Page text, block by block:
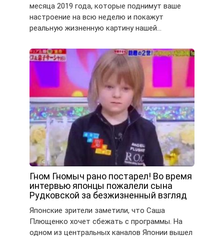
месяца 2019 года, которые поднимут ваше
настроение на всю неделю и покажут
реальную жизненную картину нашей…
Гном Гномыч рано постарел! Во время
интервью японцы пожалели сына
Рудковской за безжизненный взгляд
Японские зрители заметили, что Саша
Плющенко хочет сбежать с программы. На
одном из центральных каналов Японии вышел